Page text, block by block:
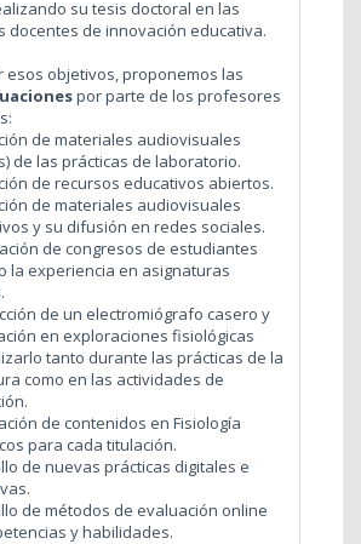
su tesis doctoral en las
docentes de innovación educativa.
esos objetivos, proponemos las
por parte de los profesores
de materiales audiovisuales
de las prácticas de laboratorio.
de recursos educativos abiertos.
de materiales audiovisuales
y su difusión en redes sociales.
de congresos de estudiantes
la experiencia en asignaturas
de un electromiógrafo casero y
en exploraciones fisiológicas
tanto durante las prácticas de la
como en las actividades de
de contenidos en Fisiología
para cada titulación.
de nuevas prácticas digitales e
de métodos de evaluación online
y habilidades.